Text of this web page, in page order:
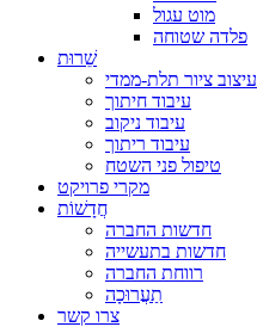
מוט עגול
פלדה שטוחה
שֵׁרוּת
עיצוב ציור תלת-ממדי
עיבוד חיתוך
עיבוד ניקוב
עיבוד ריתוך
טיפול פני השטח
מקרי פרויקט
חֲדָשׁוֹת
חדשות החברה
חדשות בתעשייה
רווחת החברה
תַעֲרוּכָה
צרו קשר